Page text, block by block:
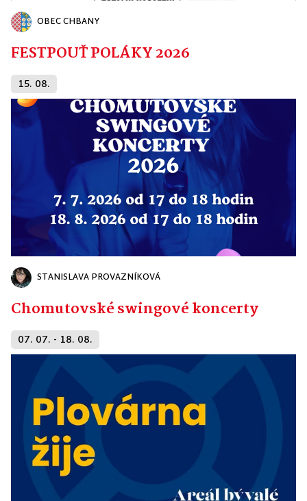
OBEC CHBANY
FESTPOUŤ POLÁKY 2026
15. 08.
STANISLAVA PROVAZNÍKOVÁ
Chomutovské swingové koncerty
07. 07. - 18. 08.